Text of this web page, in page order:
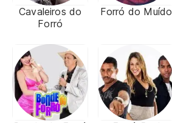
Cavaleiros do
Forró
Forró do Muído